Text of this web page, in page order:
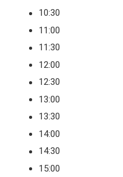
10:30
11:00
11:30
12:00
12:30
13:00
13:30
14:00
14:30
15:00